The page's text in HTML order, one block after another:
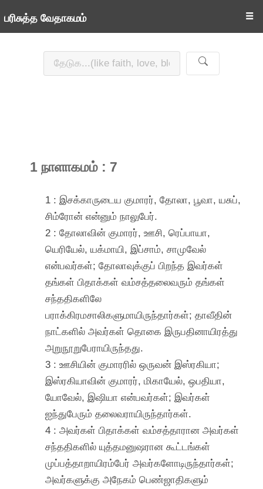
பரிசுத்த வேதாகமம் ☰
1 நாளாகமம் : 7
1 : இசக்காருடைய குமாரர், தோலா, பூவா, யசுப்,
சிம்ரோன் என்னும் நாலுபேர்.
2 : தோலாவின் குமாரர், ஊசி, ரெப்பாயா,
யெரியேல், யக்மாயி, இப்சாம், சாமுவேல்
என்பவர்கள்; தோலாவுக்குப் பிறந்த இவர்கள்
தங்கள் பிதாக்கள் வம்சத்தலைவரும் தங்கள்
சந்ததிகளிலே
பராக்கிரமசாலிகளுமாயிருந்தார்கள்; தாவீதின்
நாட்களில் அவர்கள் தொகை இருபதினாயிரத்து
அறுநூறுபேராயிருந்தது.
3 : ஊசியின் குமாரரில் ஒருவன் இஸ்ரகியா;
இஸ்ரகியாவின் குமாரர், மிகாயேல், ஒபதியா,
யோவேல், இஷியா என்பவர்கள்; இவர்கள்
ஐந்துபேரும் தலைவராயிருந்தார்கள்.
4 : அவர்கள் பிதாக்கள் வம்சத்தாரான அவர்கள்
சந்ததிகளில் யுத்தமனுஷரான கூட்டங்கள்
முப்பத்தாறாயிரம்பேர் அவர்களோடிருந்தார்கள்;
அவர்களுக்கு அநேகம் பெண்ஜாதிகளும்